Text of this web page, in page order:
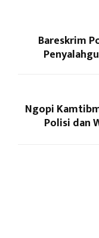
Bareskrim
Ngopi
Polisi dan